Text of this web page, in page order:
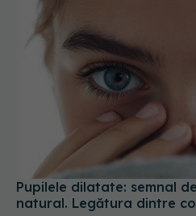
Pupilele dilatate: semnal
natural. Legătura dintre